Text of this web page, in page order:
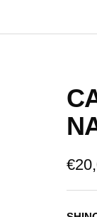
de